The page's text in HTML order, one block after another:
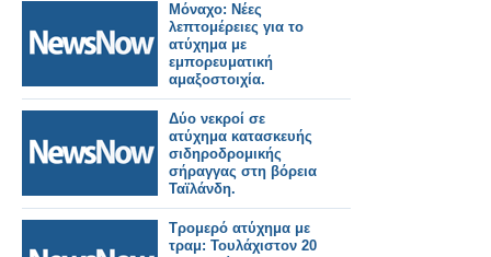
Μόναχο: Νέες
λεπτομέρειες για το
ατύχημα με
εμπορευματική
αμαξοστοιχία.
Δύο νεκροί σε
ατύχημα κατασκευής
σιδηροδρομικής
σήραγγας στη βόρεια
Ταϊλάνδη.
Τρομερό ατύχημα με
τραμ: Τουλάχιστον 20